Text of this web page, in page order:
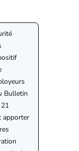
Bulletin
apporter